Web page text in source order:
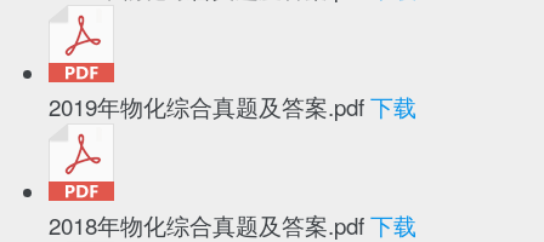
2019年物化综合真题及答案.pdf下载
2018年物化综合真题及答案.pdf下载